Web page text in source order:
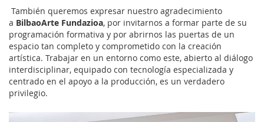
También queremos expresar nuestro agradecimiento
a BilbaoArte Fundazioa, por invitarnos a formar parte de su
programación formativa y por abrirnos las puertas de un
espacio tan completo y comprometido con la creación
artística. Trabajar en un entorno como este, abierto al diálogo
interdisciplinar, equipado con tecnología especializada y
centrado en el apoyo a la producción, es un verdadero
privilegio.